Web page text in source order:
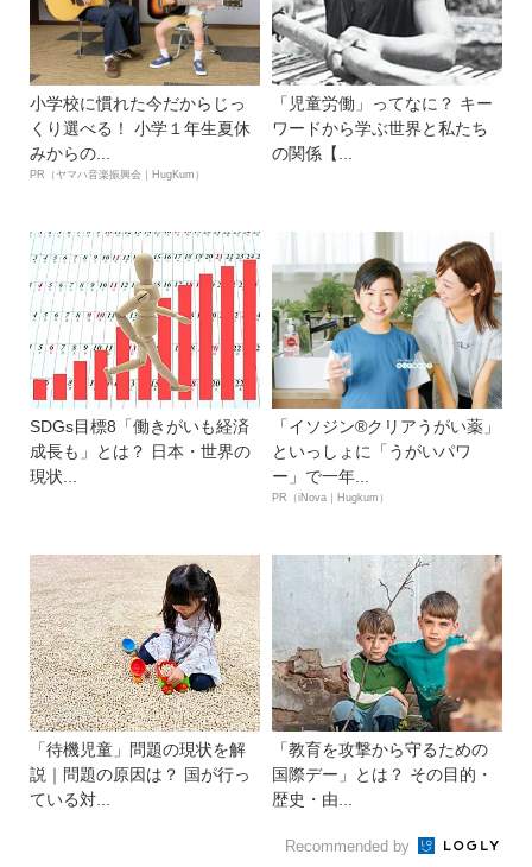
小学校に慣れた今だからじっ
くり選べる！ 小学１年生夏休
みからの...
PR（ヤマハ音楽振興会｜HugKum）
「児童労働」ってなに？ キー
ワードから学ぶ世界と私たち
の関係【...
SDGs目標8「働きがいも経済
成長も」とは？ 日本・世界の
現状...
「イソジン®クリアうがい薬」
といっしょに「うがいパワ
ー」で一年...
PR（iNova｜Hugkum）
「待機児童」問題の現状を解
説｜問題の原因は？ 国が行っ
ている対...
「教育を攻撃から守るための
国際デー」とは？ その目的・
歴史・由...
Recommended by